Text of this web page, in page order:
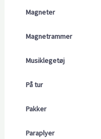
Magneter
Magnetrammer
Musiklegetøj
På tur
Pakker
Paraplyer